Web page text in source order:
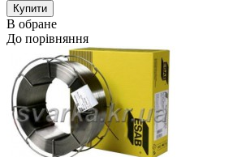
В обране
До порівняння